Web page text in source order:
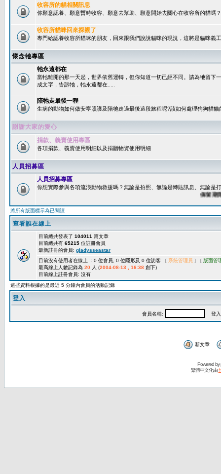
收容所的貓相關訊息
你願意認養、願意暫時收容、願意去幫助、願意開始去關心在收容所的貓嗎？
收容所貓咪回來探親了
專門給認養收容所貓咪的朋友，回來跟我們說說貓咪的現況，這將是貓咪義
懷念牠專區
牠永遠都在
當牠離開的那一天起，世界依舊運轉，但你知道一切已經不同。請為牠留下
成文字，告訴牠，牠永遠都在.....
陪牠走最後一程
生病的動物如何做安寧照護及陪牠走過最後這段旅程呢?該如何處理狗狗貓貓
謝謝大家的愛心
捐款、義賣使用專區
各項捐款、義賣使用明細以及捐贈物資使用明細
人員招募區
人員招募專區
你想實際參與各項流浪動物救援嗎？無論是拍照、無論是轉貼訊息、無論是
保留期限：
將所有版面標示為已閱讀
查看誰在線上
目前總共發表了 104011 篇文章
目前總共有 65215 位註冊會員
最新註冊的會員: gladysseastar
目前沒有使用者在線上 :: 0 位會員, 0 位隱形及 0 位訪客 [ 系統管理員 ] [ 版面管
最高線上人數記錄為 20 人 (2004-08-13 , 16:38 創下)
目前線上註冊會員: 沒有
這些資料根據的是最近 5 分鐘內會員的活動記錄
登入
會員名稱: 登入
新文章
Powered by
繁體中文化由